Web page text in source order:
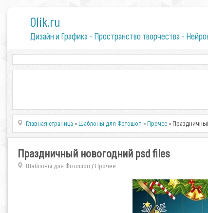
0lik.ru
Дизайн и Графика - Пространство творчества -
Главная страница »Шаблоны для Фотошоп »Прочее »
Праздничный новогодний psd files
Шаблоны для Фотошоп / Прочее